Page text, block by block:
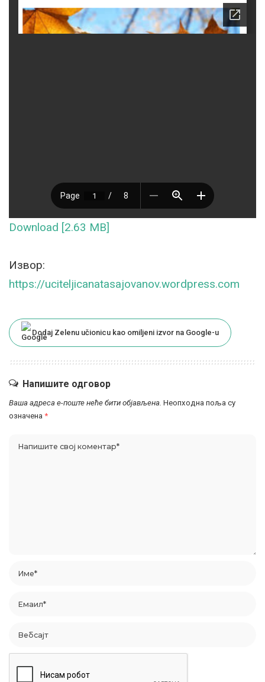
Download [2.63 MB]
Извор:
https://uciteljicanatasajovanov.wordpress.com
Dodaj Zelenu učionicu kao omiljeni izvor na Google-u
Напишите одговор
Ваша адреса е-поште неће бити објављена. Неопходна поља су
означена *